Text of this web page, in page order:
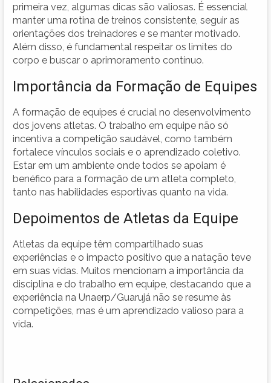
primeira vez, algumas dicas são valiosas. É essencial
manter uma rotina de treinos consistente, seguir as
orientações dos treinadores e se manter motivado.
Além disso, é fundamental respeitar os limites do
corpo e buscar o aprimoramento contínuo.
Importância da Formação de Equipes
A formação de equipes é crucial no desenvolvimento
dos jovens atletas. O trabalho em equipe não só
incentiva a competição saudável, como também
fortalece vínculos sociais e o aprendizado coletivo.
Estar em um ambiente onde todos se apoiam é
benéfico para a formação de um atleta completo,
tanto nas habilidades esportivas quanto na vida.
Depoimentos de Atletas da Equipe
Atletas da equipe têm compartilhado suas
experiências e o impacto positivo que a natação teve
em suas vidas. Muitos mencionam a importância da
disciplina e do trabalho em equipe, destacando que a
experiência na Unaerp/Guarujá não se resume às
competições, mas é um aprendizado valioso para a
vida.